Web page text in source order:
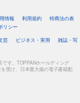
情報 利用規約
特商法の表
リシー
芸 ビジネス・実用
雑誌・写
す。TOPPANホールディング
受け、日本最大級の電子書籍配